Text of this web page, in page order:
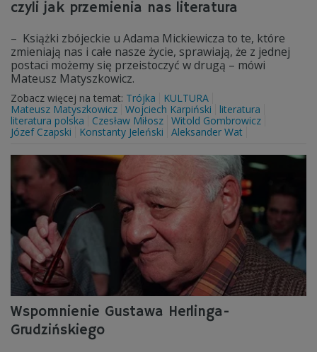
czyli jak przemienia nas literatura
– Książki zbójeckie u Adama Mickiewicza to te, które
zmieniają nas i całe nasze życie, sprawiają, że z jednej
postaci możemy się przeistoczyć w drugą – mówi
Mateusz Matyszkowicz.
Zobacz więcej na temat: Trójka
KULTURA
Mateusz Matyszkowicz Wojciech Karpiński
literatura
literatura polska
Czesław Miłosz Witold Gombrowicz
Józef Czapski
Konstanty Jeleński Aleksander Wat
Wspomnienie Gustawa Herlinga-
Grudzińskiego